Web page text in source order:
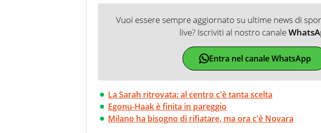
Vuoi essere sempre aggiornato su ultime news di
live? Iscriviti al nostro canale
Entra nel canale WhatsApp
La Sarah ritrovata: al centro c'è tanta scelta
Egonu-Haak è finita in pareggio
Milano ha bisogno di rifiatare, ma ora c'è Novara